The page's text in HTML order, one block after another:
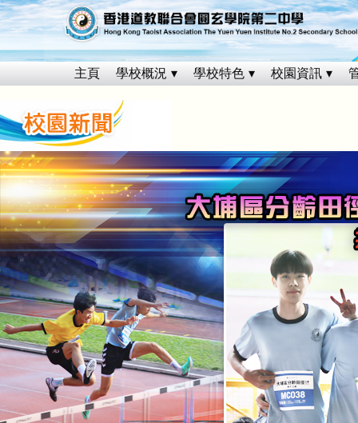
主頁 學校概況 學校特色 校園資訊